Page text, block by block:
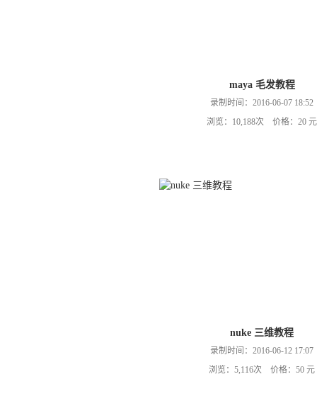
maya 毛发教程
录制时间：2016-06-07 18:52
浏览：10,188次 价格：20 元
nuke 三维教程
录制时间：2016-06-12 17:07
浏览：5,116次 价格：50 元